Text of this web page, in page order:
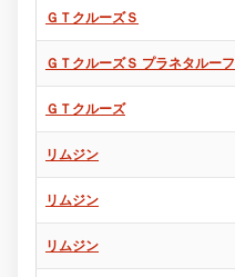
ＧＴクルーズＳ
ＧＴクルーズＳ プラネタルーフ
ＧＴクルーズ
リムジン
リムジン
リムジン